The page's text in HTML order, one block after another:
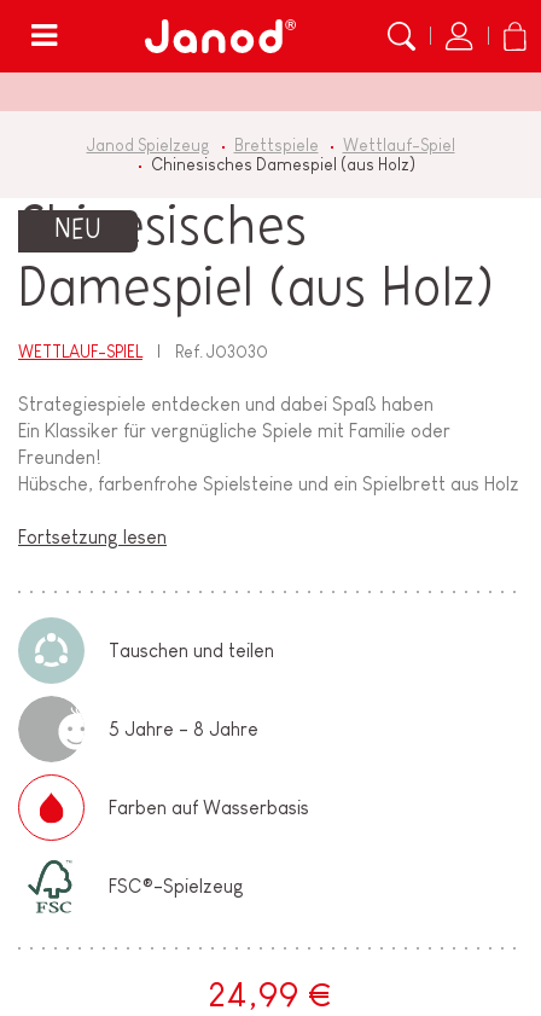
Janod Spielzeug Brettspiele
Wettlauf-Spiel
Chinesisches Damespiel (aus Holz)
NEU
Chinesisches
Damespiel (aus Holz)
WETTLAUF-SPIEL Ref.J03030
Strategiespiele entdecken und dabei Spaß haben
Ein Klassiker für vergnügliche Spiele mit Familie oder
Freunden!
Hübsche, farbenfrohe Spielsteine und ein Spielbrett aus Holz
Fortsetzung lesen
Tauschen und teilen
5 Jahre - 8 Jahre
Farben auf Wasserbasis
FSC®-Spielzeug
24,99 €